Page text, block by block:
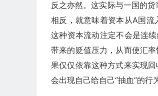
反之亦然。这实际与一国的
相反，就意味着资本从A国流
这种资本流动注定不会是连
带来的贬值压力，从而使汇
果仅仅依靠这种方式来实现
会出现自己给自己“抽血”的行